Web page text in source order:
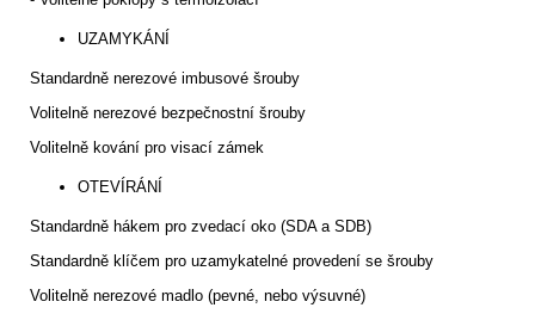
UZAMYKÁNÍ
Standardně nerezové imbusové šrouby
Volitelně nerezové bezpečnostní šrouby
Volitelně kování pro visací zámek
OTEVÍRÁNÍ
Standardně hákem pro zvedací oko (SDA a SDB)
Standardně klíčem pro uzamykatelné provedení se šrouby
Volitelně nerezové madlo (pevné, nebo výsuvné)